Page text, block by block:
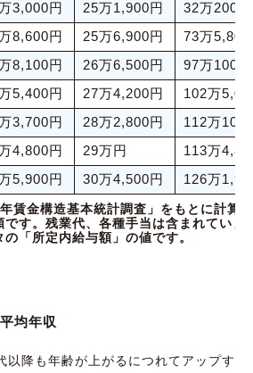
3,000円 25万1,900円
32万200円
8,600円 25万6,900円
73万5,800
8,100円 26万6,500円
97万100円
5,400円 27万4,200円
102万
3,700円 28万2,800円
112万100
4,800円 29万円
113万
5,900円 30万4,500円 126万
賃金構造基本統計調査」をもとに計算。
す。残業代、各種手当は含まれていま
「所定内給与額」の値です。
均年収
以降も年齢が上がるにつれてアップす